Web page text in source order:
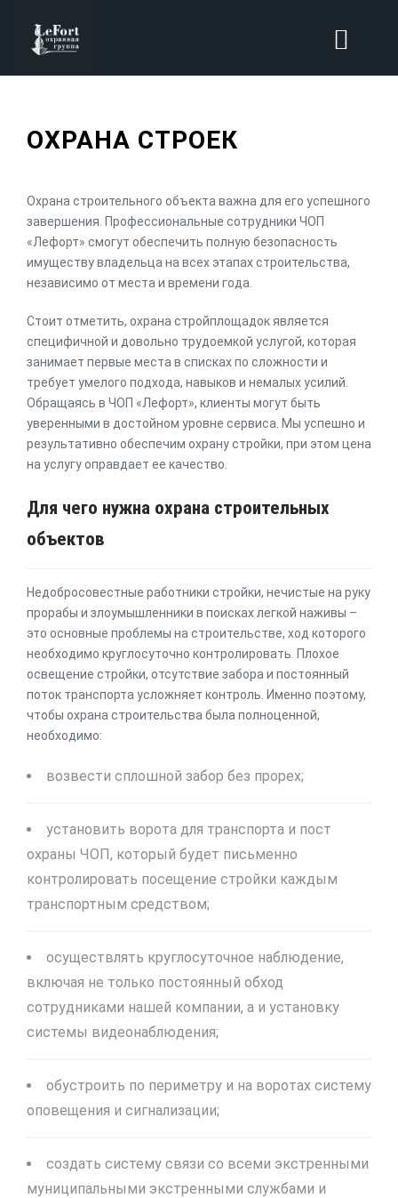
ОХРАНА СТРОЕК
Охрана строительного объекта важна для его успешного
завершения. Профессиональные сотрудники ЧОП
«Лефорт» смогут обеспечить полную безопасность
имуществу владельца на всех этапах строительства,
независимо от места и времени года.
Стоит отметить, охрана стройплощадок является
специфичной и довольно трудоемкой услугой, которая
занимает первые места в списках по сложности и
требует умелого подхода, навыков и немалых усилий.
Обращаясь в ЧОП «Лефорт», клиенты могут быть
уверенными в достойном уровне сервиса. Мы успешно и
результативно обеспечим охрану стройки, при этом цена
на услугу оправдает ее качество.
Для чего нужна охрана строительных
объектов
Недобросовестные работники стройки, нечистые на руку
прорабы и злоумышленники в поисках легкой наживы –
это основные проблемы на строительстве, ход которого
необходимо круглосуточно контролировать. Плохое
освещение стройки, отсутствие забора и постоянный
поток транспорта усложняет контроль. Именно поэтому,
чтобы охрана строительства была полноценной,
необходимо:
возвести сплошной забор без прорех;
установить ворота для транспорта и пост
охраны ЧОП, который будет письменно
контролировать посещение стройки каждым
транспортным средством;
осуществлять круглосуточное наблюдение,
включая не только постоянный обход
сотрудниками нашей компании, а и установку
системы видеонаблюдения;
обустроить по периметру и на воротах систему
оповещения и сигнализации;
создать систему связи со всеми экстренными
муниципальными экстренными службами и